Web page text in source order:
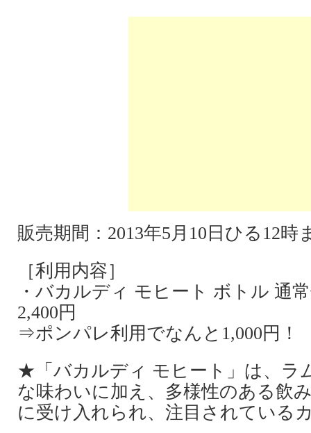
販売期間：2013年5月10日ひる12時
［利用内容］
・バカルディ モヒート ボトル 通
2,400円
⇒ポンパレ利用でなんと1,000円！
★「バカルディ モヒート」は、ラ
な味わいに加え、多様性のある飲
に受け入れられ、注目されている